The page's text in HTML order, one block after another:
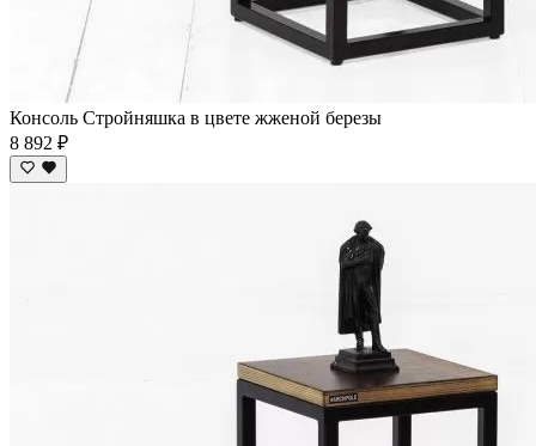
Консоль Стройняшка в цвете жженой березы
8 892 ₽